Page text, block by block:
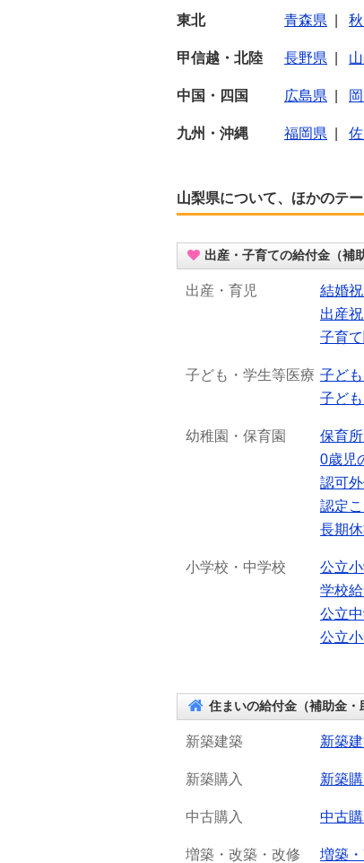
東北 青森県
甲信越・北陸 長野県
中国・四国 広島県
九州・沖縄 福岡県
山梨県について、ほかのテ
出産・子育ての給付金（補
出産・育児
結婚
出産
子育
子ども・学生等医療 子ど
子ど
幼稚園・保育園
保育
0歳児
認可
認定
長期
小学校・中学校
公立
学校
公立
公立
住まいの給付金（補助金・
新築建築 新築
新築購入 新築
中古購入 中古
増築・改築・改修 増築